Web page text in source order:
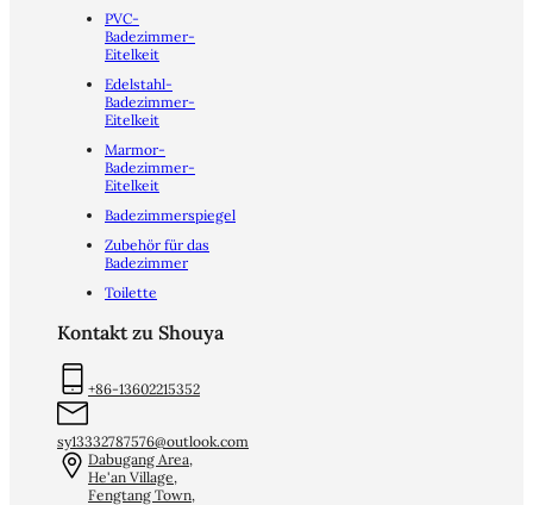
PVC-
Badezimmer-
Eitelkeit
Edelstahl-
Badezimmer-
Eitelkeit
Marmor-
Badezimmer-
Eitelkeit
Badezimmerspiegel
Zubehör für das
Badezimmer
Toilette
Kontakt zu Shouya
+86-13602215352
sy13332787576@outlook.com
Dabugang Area,
He'an Village,
Fengtang Town,